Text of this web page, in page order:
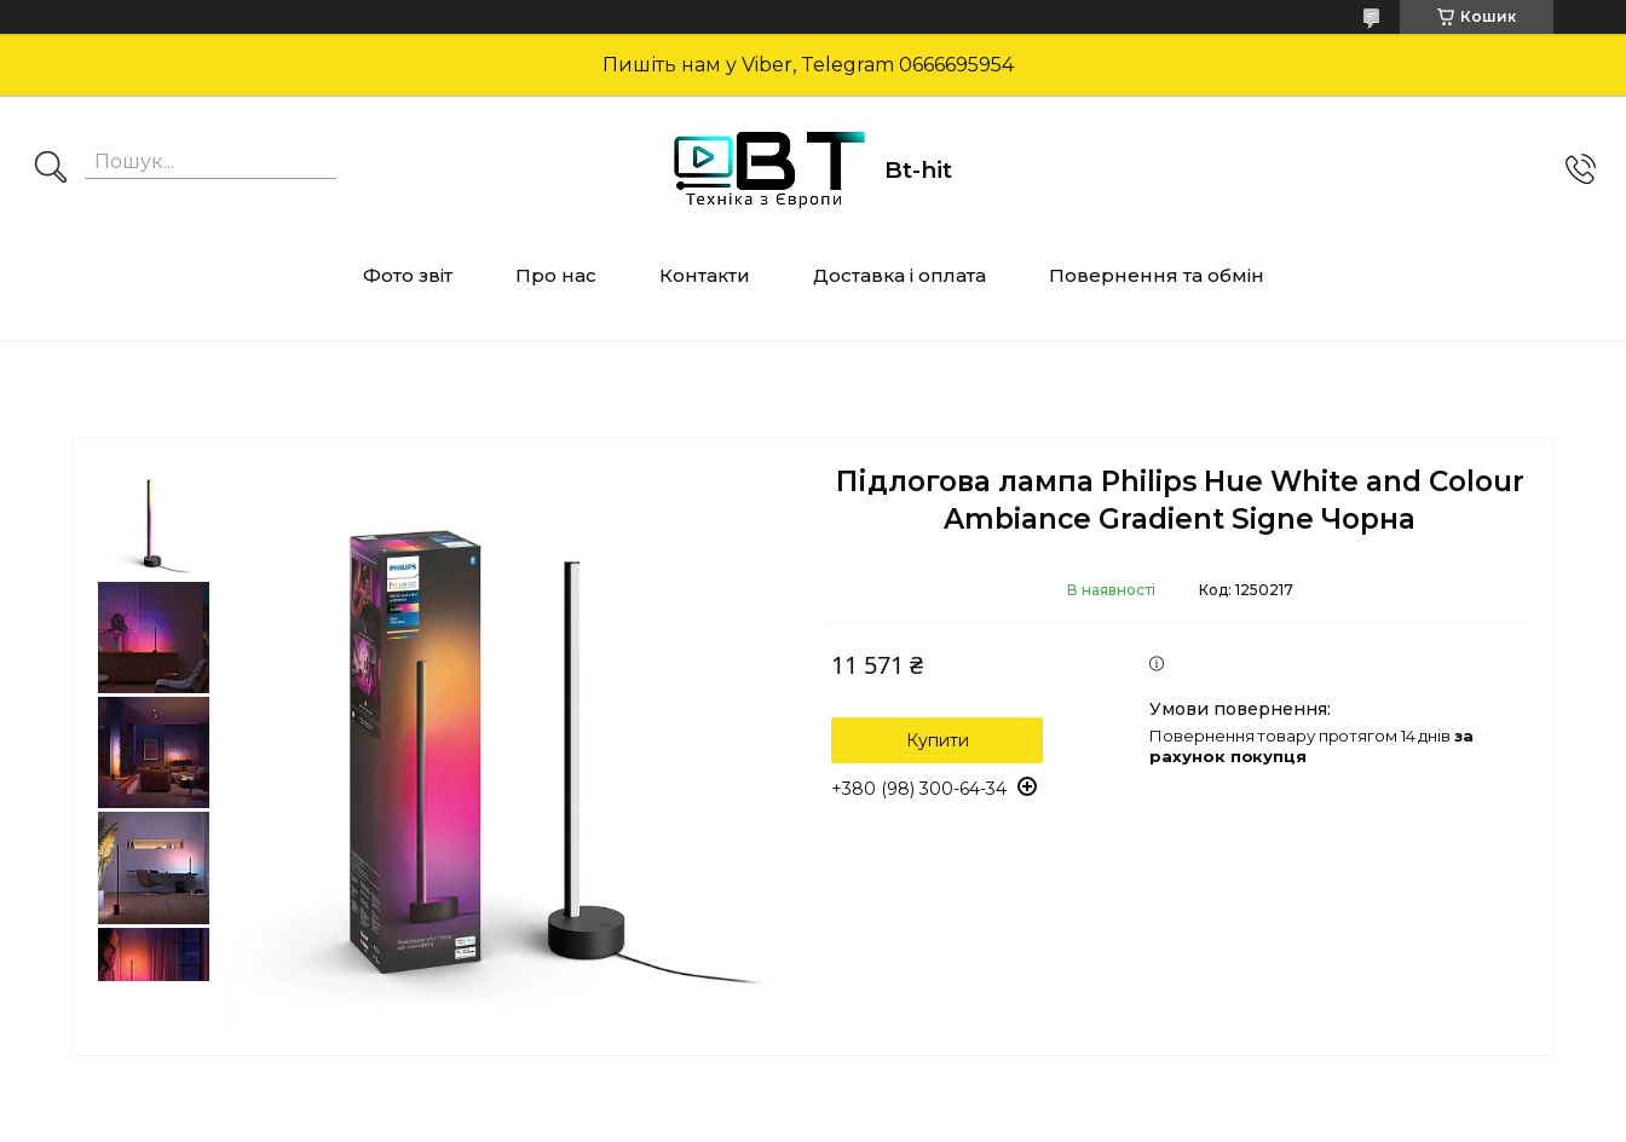
Кошик
Пишіть нам у Viber, Telegram 0666695954
Bt-hit
Фото звіт Про нас Контакти Доставка і оплата Повернення та обмін
Підлогова лампа Philips Hue White and Colour
Ambiance Gradient Signe Чорна
В наявності Код: 1250217
11 571 ₴
Купити
+380 (98) 300-64-34
повернення товару протягом 14 днів за
рахунок покупця